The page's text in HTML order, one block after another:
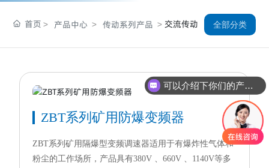
首页 产品中心 传动系列产品 交流传动 全部分类
ZBT系列矿用防爆变频器
ZBT系列矿用隔爆型变频调速器适用于有爆炸性气体和
粉尘的工作场所，产品具有380V 、660V 、1140V等多
你们是怎么收费的呢